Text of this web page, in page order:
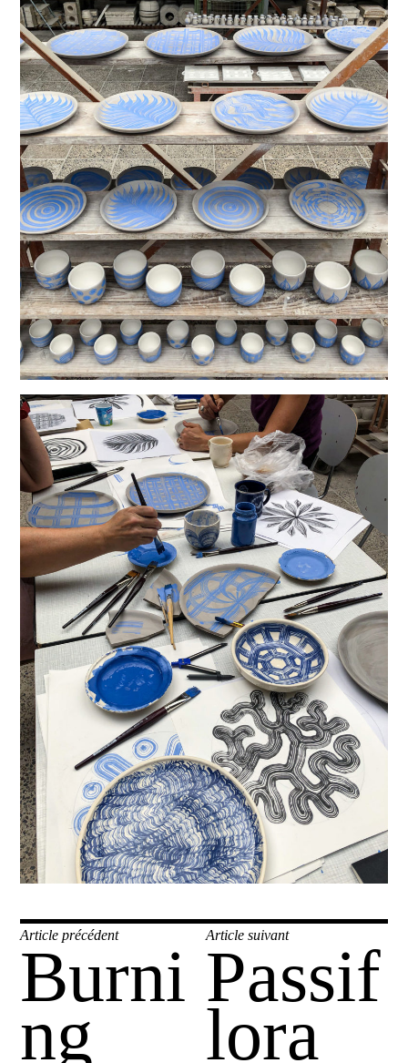
Navigation
de
l’article
Article précédent
Publication
précédente :
Burni
ng
Article suivant
Publication
suivante :
Passif
lora